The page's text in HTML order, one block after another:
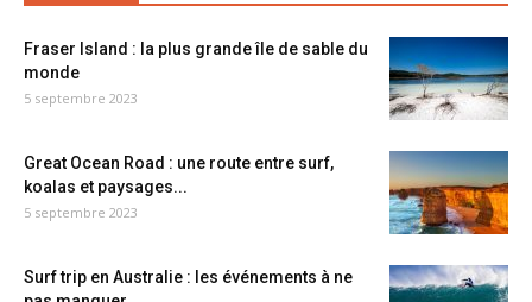
Fraser Island : la plus grande île de sable du
monde
5 septembre 2023
Great Ocean Road : une route entre surf,
koalas et paysages...
5 septembre 2023
Surf trip en Australie : les événements à ne